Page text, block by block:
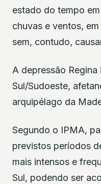
estado do tempo
chuvas e ventos,
sem, contudo,
A depressão
Sul/Sudoeste,
arquipélago da
Segundo o IPMA,
previstos períodos
mais intensos e
Sul, podendo ser